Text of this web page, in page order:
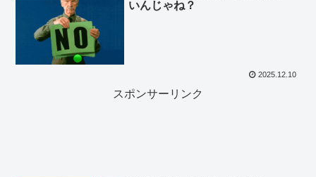
いんじゃね？
2025.12.10
スポンサーリンク